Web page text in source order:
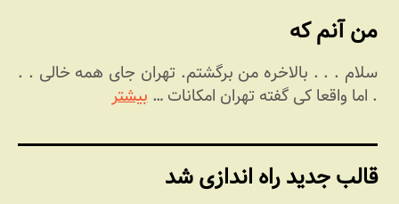
من آنم که
سلام . . . بالاخره من برگشتم. تهران جای همه خالی . .
. اما واقعا کی گفته تهران امکانات …بیشتر
قالب جدید راه اندازی شد